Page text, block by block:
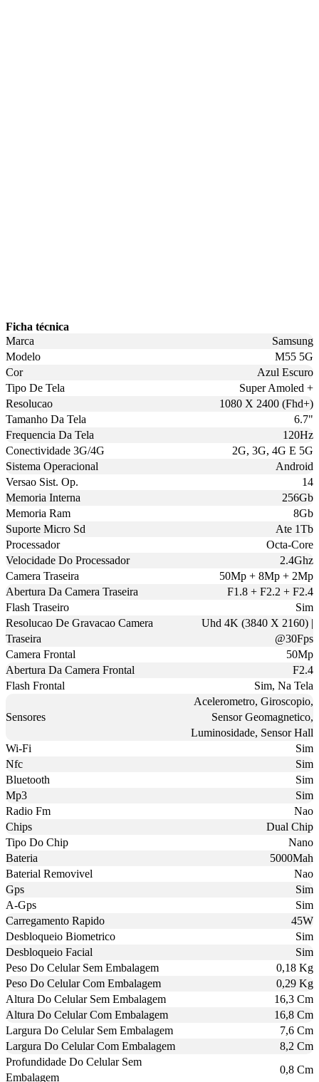
Ficha técnica
Marca
Samsung
Modelo
M55 5G
Cor
Azul Escuro
Tipo De Tela
Super Amoled +
Resolucao
1080 X 2400 (Fhd+)
Tamanho Da Tela
6.7"
Frequencia Da Tela
120Hz
Conectividade 3G/4G
2G, 3G, 4G E 5G
Sistema Operacional
Android
Versao Sist. Op.
14
Memoria Interna
256Gb
Memoria Ram
8Gb
Suporte Micro Sd
Ate 1Tb
Processador
Octa-Core
Velocidade Do Processador
2.4Ghz
Camera Traseira
50Mp + 8Mp + 2Mp
Abertura Da Camera Traseira
F1.8 + F2.2 + F2.4
Flash Traseiro
Sim
Resolucao De Gravacao Camera
Traseira
Uhd 4K (3840 X 2160) |
@30Fps
Camera Frontal
50Mp
Abertura Da Camera Frontal
F2.4
Flash Frontal
Sim, Na Tela
Sensores
Acelerometro, Giroscopio,
Sensor Geomagnetico,
Luminosidade, Sensor Hall
Wi-Fi
Sim
Nfc
Sim
Bluetooth
Sim
Mp3
Sim
Radio Fm
Nao
Chips
Dual Chip
Tipo Do Chip
Nano
Bateria
5000Mah
Baterial Removivel
Nao
Gps
Sim
A-Gps
Sim
Carregamento Rapido
45W
Desbloqueio Biometrico
Sim
Desbloqueio Facial
Sim
Peso Do Celular Sem Embalagem
0,18 Kg
Peso Do Celular Com Embalagem
0,29 Kg
Altura Do Celular Sem Embalagem
16,3 Cm
Altura Do Celular Com Embalagem
16,8 Cm
Largura Do Celular Sem Embalagem
7,6 Cm
Largura Do Celular Com Embalagem
8,2 Cm
Profundidade Do Celular Sem
Embalagem
0,8 Cm